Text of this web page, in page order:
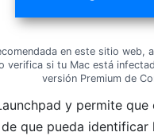
en este sitio web,
verifica si tu Mac está
versión Premium de
y permite
que pueda identificar